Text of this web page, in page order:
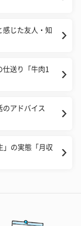
じた友人・知
送り「牛肉1
アドバイス
」の実態「月収